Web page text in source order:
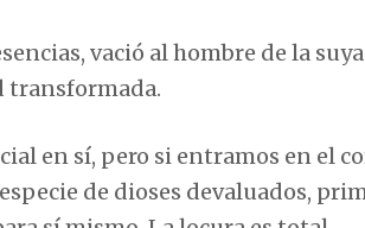
vació al hombre de la
transformada.
en sí, pero si entramos en el
de dioses devaluados,